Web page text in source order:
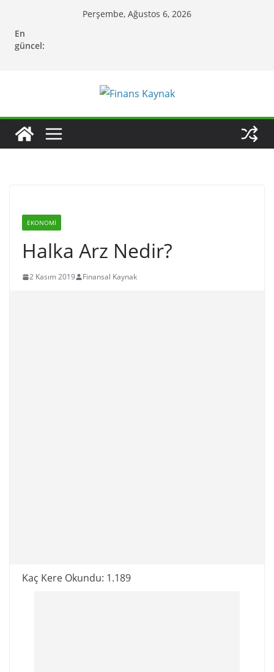
content
Perşembe, Ağustos 6, 2026
En
güncel:
EKONOMI
Halka Arz Nedir?
2 Kasım 2019 Finansal Kaynak
Kaç Kere Okundu: 1.189